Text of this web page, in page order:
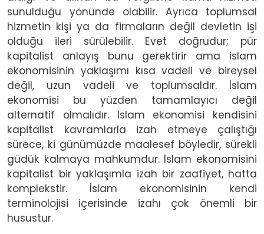
sunulduğu yönünde olabilir. Ayrıca toplumsal
hizmetin kişi ya da firmaların değil devletin işi
olduğu ileri sürülebilir. Evet doğrudur; pür
kapitalist anlayış bunu gerektirir ama islam
ekonomisinin yaklaşımı kısa vadeli ve bireysel
değil, uzun vadeli ve toplumsaldır. İslam
ekonomisi bu yüzden tamamlayıcı değil
alternatif olmalıdır. İslam ekonomisi kendisini
kapitalist kavramlarla izah etmeye çalıştığı
sürece, ki günümüzde maalesef böyledir, sürekli
güdük kalmaya mahkumdur. İslam ekonomisini
kapitalist bir yaklaşımla izah bir zaafiyet, hatta
komplekstir. İslam ekonomisinin kendi
terminolojisi içerisinde izahı çok önemli bir
husustur.